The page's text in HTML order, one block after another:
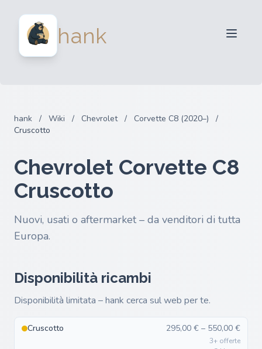
hankPer acquirenti
hank / Wiki / Chevrolet / Corvette C8 (2020–)
/
Cruscotto
Chevrolet Corvette C8
Cruscotto
Nuovi, usati o aftermarket – da venditori di tutta
Europa.
Disponibilità ricambi
Disponibilità limitata – hank cerca sul web per te.
Cruscotto 295,00 € – 550,00 €
3+ offerte